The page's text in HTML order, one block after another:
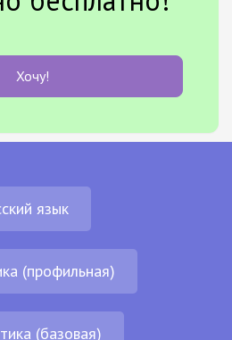
Хочу!
язык
(профильная)
(базовая)